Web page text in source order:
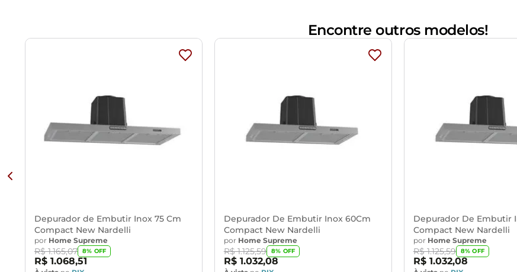
Encontre outros modelos!
Depurador de Embutir Inox 75 Cm
Compact New Nardelli
por Home Supreme
R$ 1.165,07 8% OFF
R$ 1.068,51
Depurador De Embutir Inox 60Cm
Compact New Nardelli
por Home Supreme
R$ 1.125,59 8% OFF
R$ 1.032,08
Depurador De Embutir
Compact New Nardelli
por Home Supreme
R$ 1.125,59 8% OFF
R$ 1.032,08